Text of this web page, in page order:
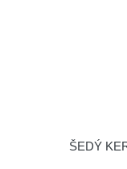
ŠEDÝ